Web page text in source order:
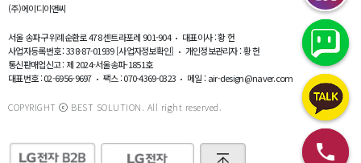
(주)에이디이앤씨
서울 송파구 위례순환로 478 센트라포레 901-904
대표이사 : 황 헌
사업자등록번호 : 338-87-01939[사업자정보확인]
개인정보관리자 : 황 헌
통신판매업신고 : 제 2024-서울송파-1851호
대표번호 : 02-6956-9697
팩스 : 070-4369-0323 메일 : air-design@naver.com
COPYRIGHT ⓒ BEST SOLUTION. All right reserved.